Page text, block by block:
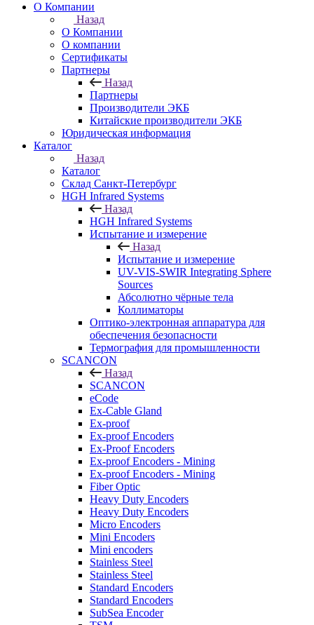
О Компании
Назад
О Компании
О компании
Сертификаты
Партнеры
Назад
Партнеры
Производители ЭКБ
Китайские производители ЭКБ
Юридическая информация
Каталог
Назад
Каталог
Cклад Санкт-Петербург
HGH Infrared Systems
Назад
HGH Infrared Systems
Испытание и измерение
Назад
Испытание и измерение
UV-VIS-SWIR Integrating Sphere
Sources
Абсолютно чёрные тела
Коллиматоры
Оптико-электронная аппаратура для
обеспечения безопасности
Термография для промышленности
SCANCON
Назад
SCANCON
eCode
Ex-Cable Gland
Ex-proof
Ex-proof Encoders
Ex-Proof Encoders
Ex-proof Encoders - Mining
Ex-proof Encoders - Mining
Fiber Optic
Heavy Duty Encoders
Heavy Duty Encoders
Micro Encoders
Mini Encoders
Mini encoders
Stainless Steel
Stainless Steel
Standard Encoders
Standard Encoders
SubSea Encoder